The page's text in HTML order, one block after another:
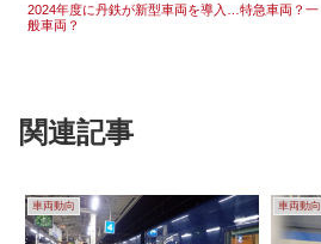
2024年度に丹鉄が新型車両を導入…特急車両？一
般車両？
関連記事
車両動向 車両動向